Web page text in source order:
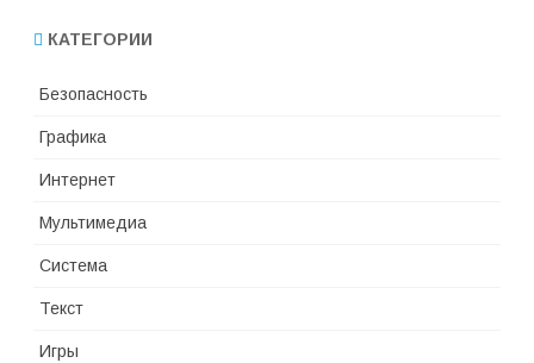
КАТЕГОРИИ
Безопасность
Графика
Интернет
Мультимедиа
Система
Текст
Игры